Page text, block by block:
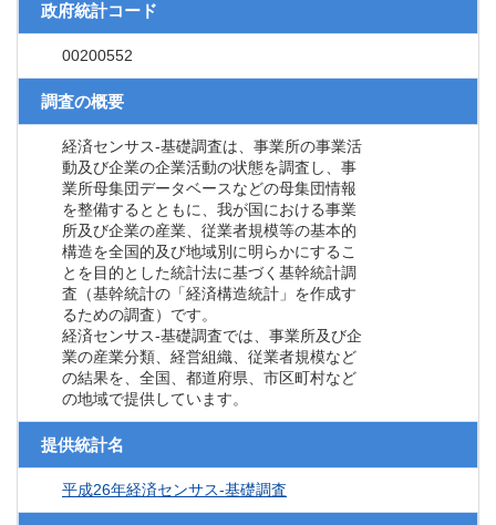
政府統計コード
00200552
調査の概要
経済センサス‐基礎調査は、事業所の事業活
動及び企業の企業活動の状態を調査し、事
業所母集団データベースなどの母集団情報
を整備するとともに、我が国における事業
所及び企業の産業、従業者規模等の基本的
構造を全国的及び地域別に明らかにするこ
とを目的とした統計法に基づく基幹統計調
査（基幹統計の「経済構造統計」を作成す
るための調査）です。
経済センサス‐基礎調査では、事業所及び企
業の産業分類、経営組織、従業者規模など
の結果を、全国、都道府県、市区町村など
の地域で提供しています。
提供統計名
平成26年経済センサス‐基礎調査